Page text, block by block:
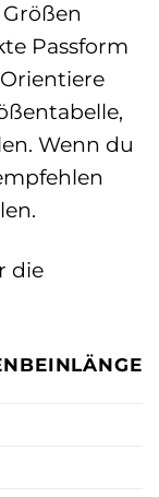
Passform
Wenn du
die